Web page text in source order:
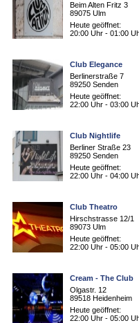
Beim Alten Fritz 3
89075 Ulm
Heute geöffnet:
20:00 Uhr - 01:00
Club Elegance
Berlinerstraße 7
89250 Senden
Heute geöffnet:
22:00 Uhr - 03:00
Club Nightlife
Berliner Straße 23
89250 Senden
Heute geöffnet:
22:00 Uhr - 04:00
Club Theatro
Hirschstrasse 12/1
89073 Ulm
Heute geöffnet:
22:00 Uhr - 05:00
Cream - The Club
Olgastr. 12
89518 Heidenheim
Heute geöffnet:
22:00 Uhr - 05:00